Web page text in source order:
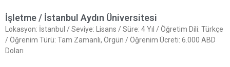
İşletme / İstanbul Aydın Üniversitesi
Lokasyon: İstanbul / Seviye: Lisans / Süre: 4 Yıl / Öğretim Dili: Türkçe
/ Öğrenim Türü: Tam Zamanlı, Örgün / Öğrenim Ücreti: 6.000 ABD
Doları